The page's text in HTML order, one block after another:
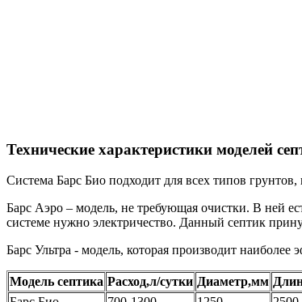
Технические характеристики моделей
Система Барс Био подходит для всех типов
Барс Аэро – модель, не требующая очистки. В ней
системе нужно электричество. Данный септик
Барс Ультра - модель, которая производит
Модель септика Расход,л/сутки Диаметр,мм